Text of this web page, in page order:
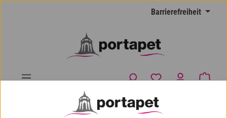
Barrierefreiheit
Du hast 0
10% Shop-Rabatt ab 100 € Einkaufswert